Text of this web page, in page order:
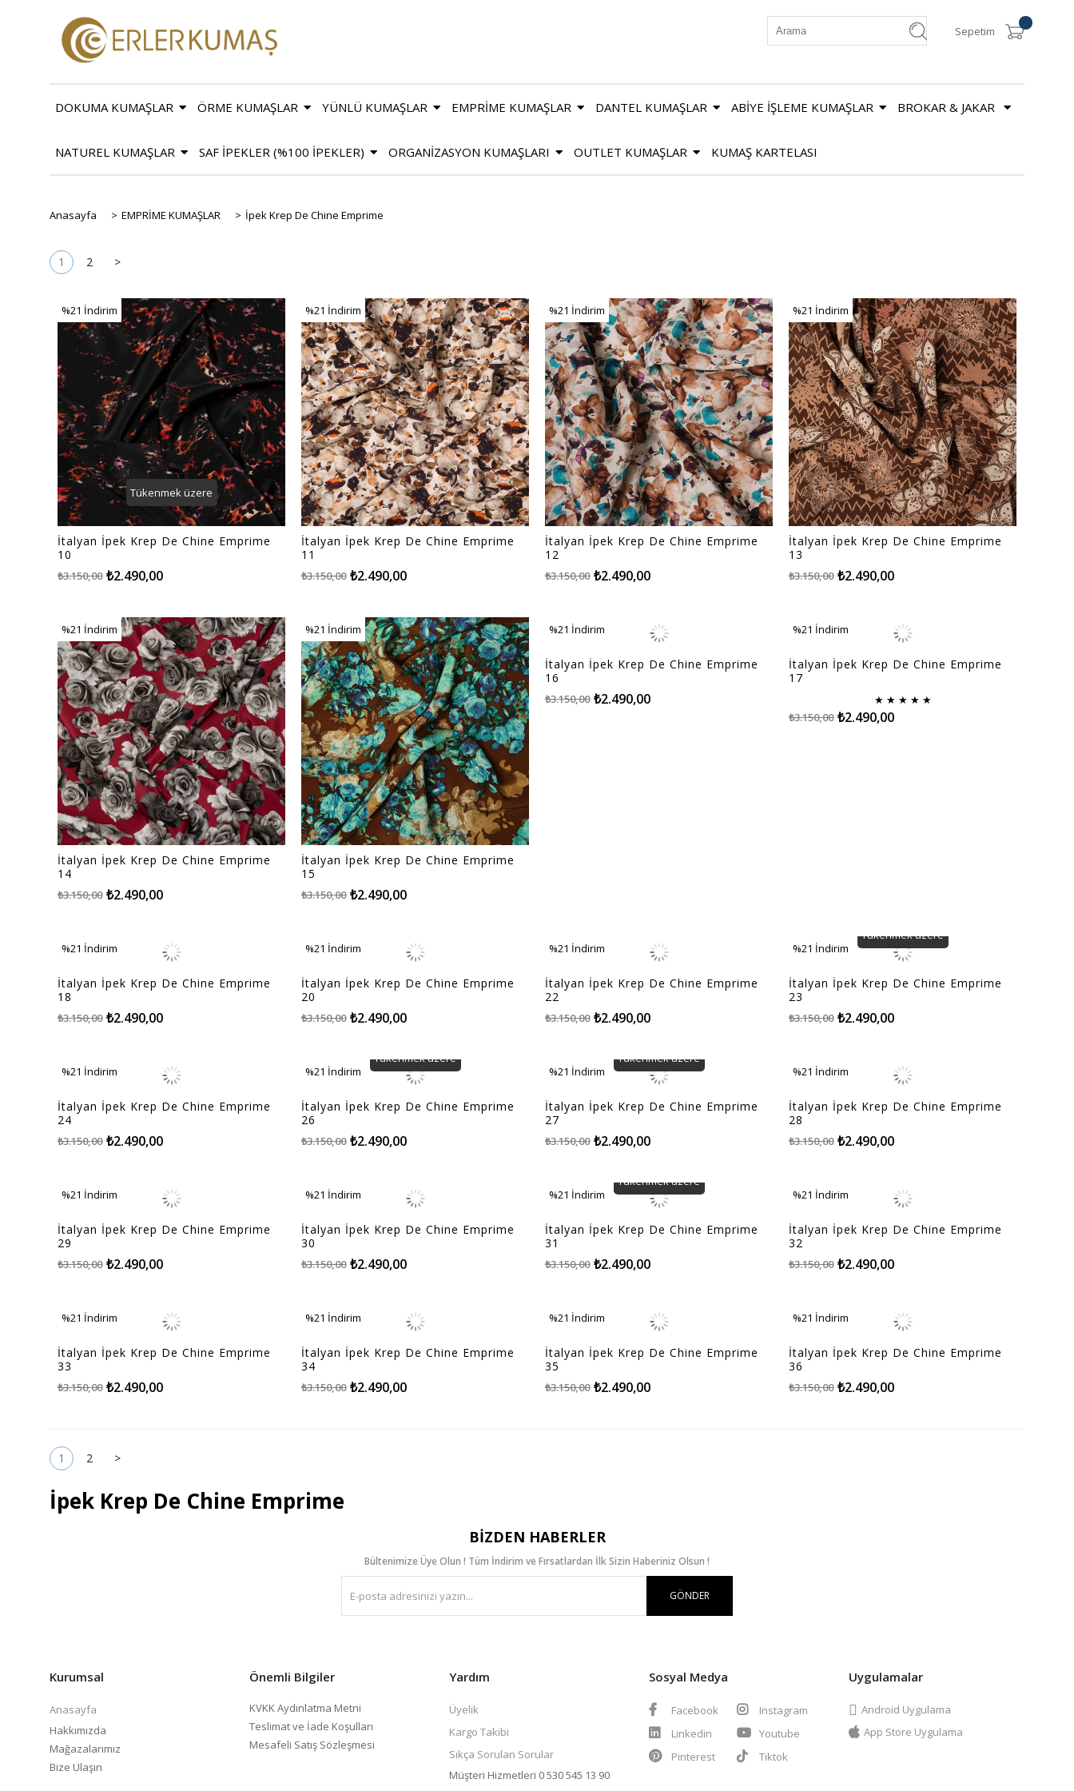
Sepetim
DOKUMA KUMAŞLAR ÖRME KUMAŞLAR YÜNLÜ KUMAŞLAR EMPRİME KUMAŞLAR DANTEL KUMAŞLAR ABİYE İŞLEME KUMAŞLAR BROKAR & JAKAR
NATUREL KUMAŞLAR SAF İPEKLER (%100 İPEKLER) ORGANİZASYON KUMAŞLARI OUTLET KUMAŞLAR KUMAŞ KARTELASI
Anasayfa > EMPRİME KUMAŞLAR > İpek Krep De Chine Emprime
1 2 >
İtalyan İpek Krep De Chine Emprime
10
₺2.490,00
₺3.150,00
%21 İndirim
%21İndirim
Tükenmek üzere
İtalyan İpek Krep De Chine Emprime
11
₺2.490,00
₺3.150,00
%21 İndirim
%21İndirim
İtalyan İpek Krep De Chine Emprime
12
₺2.490,00
₺3.150,00
%21 İndirim
%21İndirim
İtalyan İpek Krep De Chine Emprime
13
₺2.490,00
₺3.150,00
%21 İndirim
%21İndirim
İtalyan İpek Krep De Chine Emprime
14
₺2.490,00
₺3.150,00
%21 İndirim
%21İndirim
İtalyan İpek Krep De Chine Emprime
15
₺2.490,00
₺3.150,00
%21 İndirim
%21İndirim
İtalyan İpek Krep De Chine Emprime
16
₺2.490,00
₺3.150,00
%21 İndirim
İtalyan İpek Krep De Chine Emprime
17
★ ★ ★ ★ ★
₺2.490,00
₺3.150,00
%21 İndirim
İtalyan İpek Krep De Chine Emprime
18
₺2.490,00
₺3.150,00
%21 İndirim
İtalyan İpek Krep De Chine Emprime
20
₺2.490,00
₺3.150,00
%21 İndirim
İtalyan İpek Krep De Chine Emprime
22
₺2.490,00
₺3.150,00
%21 İndirim
İtalyan İpek Krep De Chine Emprime
23
₺2.490,00
₺3.150,00
%21 İndirim
Tükenmek üzere
İtalyan İpek Krep De Chine Emprime
24
₺2.490,00
₺3.150,00
%21 İndirim
İtalyan İpek Krep De Chine Emprime
26
₺2.490,00
₺3.150,00
%21 İndirim
Tükenmek üzere
İtalyan İpek Krep De Chine Emprime
27
₺2.490,00
₺3.150,00
%21 İndirim
Tükenmek üzere
İtalyan İpek Krep De Chine Emprime
28
₺2.490,00
₺3.150,00
%21 İndirim
İtalyan İpek Krep De Chine Emprime
29
₺2.490,00
₺3.150,00
%21 İndirim
İtalyan İpek Krep De Chine Emprime
30
₺2.490,00
₺3.150,00
%21 İndirim
İtalyan İpek Krep De Chine Emprime
31
₺2.490,00
₺3.150,00
%21 İndirim
Tükenmek üzere
İtalyan İpek Krep De Chine Emprime
32
₺2.490,00
₺3.150,00
%21 İndirim
İtalyan İpek Krep De Chine Emprime
33
₺2.490,00
₺3.150,00
%21 İndirim
İtalyan İpek Krep De Chine Emprime
34
₺2.490,00
₺3.150,00
%21 İndirim
İtalyan İpek Krep De Chine Emprime
35
₺2.490,00
₺3.150,00
%21 İndirim
İtalyan İpek Krep De Chine Emprime
36
₺2.490,00
₺3.150,00
%21 İndirim
1 2 >
İpek Krep De Chine Emprime
BIZDEN HABERLER
Bültenimize Üye Olun ! Tüm İndirim ve Fırsatlardan İlk Sizin Haberiniz Olsun !
GÖNDER
Kurumsal
Anasayfa
Hakkımızda
Mağazalarımız
Bize Ulaşın
Önemli Bilgiler
KVKK Aydınlatma Metni
Teslimat ve İade Koşulları
Mesafeli Satış Sözleşmesi
Yardım
Üyelik
Kargo Takibi
Sıkça Sorulan Sorular
Müşteri Hizmetleri 0 530 545 13 90
Sosyal Medya
Facebook
Instagram
Linkedin
Youtube
Pinterest
Tiktok
Uygulamalar
Android Uygulama
App Store Uygulama